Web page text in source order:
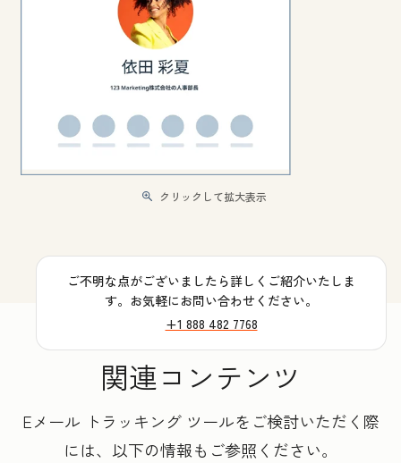
クリックして拡大表示
ご不明な点がございましたら詳しくご紹介いたしま
す。お気軽にお問い合わせください。
+1 888 482 7768
関連コンテンツ
Eメール トラッキング ツールをご検討いただく際
には、以下の情報もご参照ください。